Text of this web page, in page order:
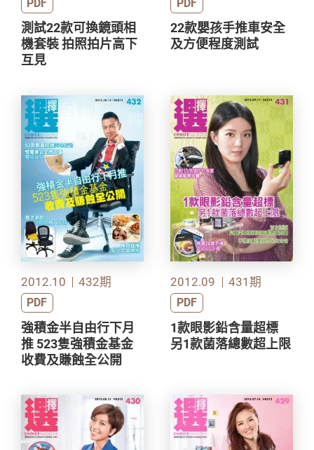
PDF
測試22款可換鏡頭相
機套裝 拍照拍片高下
互見
PDF
22款嬰孩手推車安全
及方便程度測試
2012.10 432期
PDF
強積金半自由行下月
推 523隻強積金基金
收費及賺蝕全公開
2012.09 431期
PDF
1款眼影鉛含量超標
另1款菌落總數超上限